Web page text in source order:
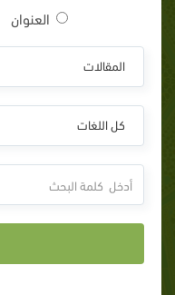
العنوان
المقالات
كل اللغات